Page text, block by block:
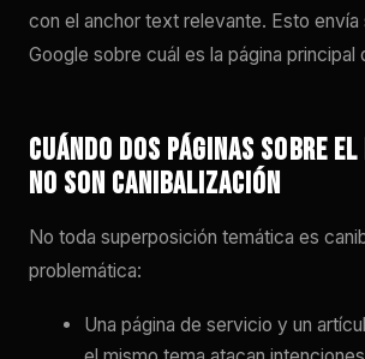
con el anchor text relevante. Esto envía
Google sobre cuál es la página principal
Cuándo dos páginas sobre el
NO son canibalización
No toda superposición temática es
problemática:
Una página de servicio y un